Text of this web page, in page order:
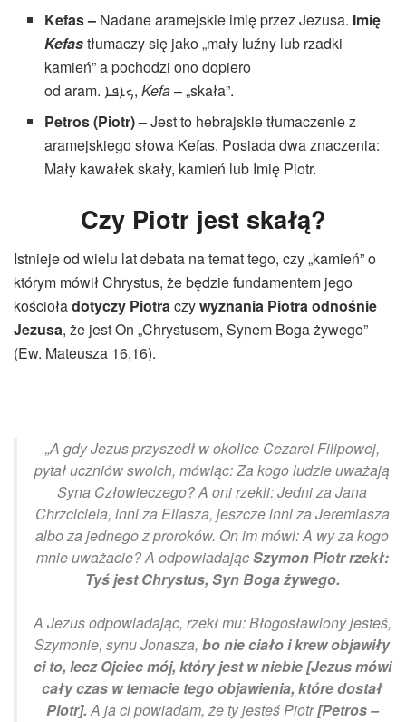
Kefas – Nadane aramejskie imię przez Jezusa. Imię
Kefastłumaczy się jako „mały luźny lub rzadki
kamień” a pochodzi ono dopiero
od aram. ‏ܟܐܦܐ‎,Kefa– „skała”.
Petros (Piotr) –Jest to hebrajskie tłumaczenie z
aramejskiego słowa Kefas. Posiada dwa znaczenia:
Mały kawałek skały, kamień lub Imię Piotr.
Czy Piotr jest skałą?
Istnieje od wielu lat debata na temat tego, czy „kamień” o
którym mówił Chrystus, że będzie fundamentem jego
kościoładotyczy Piotraczywyznania Piotra odnośnie
Jezusa, że jest On „Chrystusem, Synem Boga żywego”
(Ew. Mateusza 16,16).
„A gdy Jezus przyszedł w okolice Cezarei Filipowej,
pytał uczniów swoich, mówiąc: Za kogo ludzie uważają
Syna Człowieczego? A oni rzekli: Jedni za Jana
Chrzciciela, inni za Eliasza, jeszcze inni za Jeremiasza
albo za jednego z proroków. On im mówi: A wy za kogo
mnie uważacie? A odpowiadającSzymon Piotr rzekł:
Tyś jest Chrystus, Syn Boga żywego.
A Jezus odpowiadając, rzekł mu: Błogosławiony jesteś,
Szymonie, synu Jonasza, bo nie ciało i krew objawiły
ci to, lecz Ojciec mój, który jest w niebie [Jezus mówi
cały czas w temacie tego objawienia, które dostał
Piotr].A ja ci powiadam, że ty jesteś Piotr[Petros –